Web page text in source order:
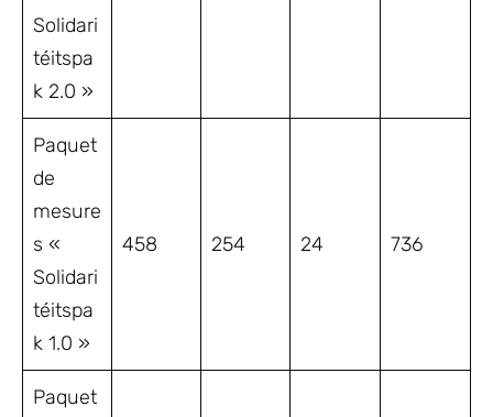
Solidari
téitspa
k 2.0 »
Paquet
de
mesure
s «
Solidari
téitspa
k 1.0 »
458 254 24 736
Paquet